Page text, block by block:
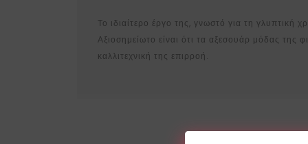
Το ιδιαίτερο έργο της, γνωστό για τη γλυπτική
Αξιοσημείωτο είναι ότι τα αξεσουάρ μόδας της
καλλιτεχνική της επιρροή.